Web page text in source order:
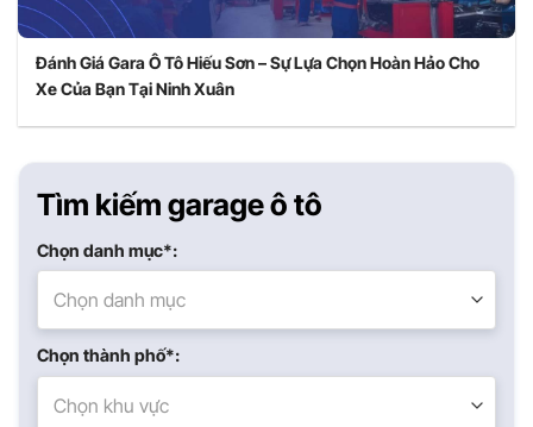
Đánh Giá Gara Ô Tô Hiếu Sơn – Sự Lựa Chọn Hoàn Hảo Cho
Xe Của Bạn Tại Ninh Xuân
Tìm kiếm garage ô tô
Chọn danh mục*:
Chọn danh mục
Chọn thành phố*:
Chọn khu vực